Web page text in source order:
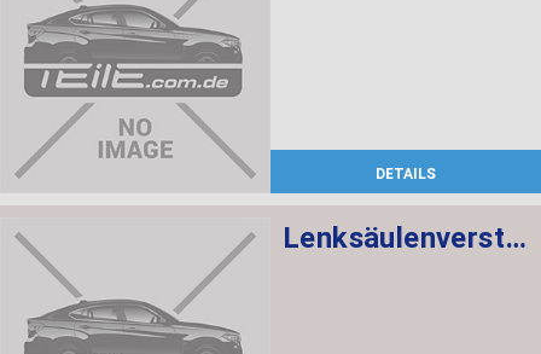
DETAILS
Lenksäulenverstellung mechanisch